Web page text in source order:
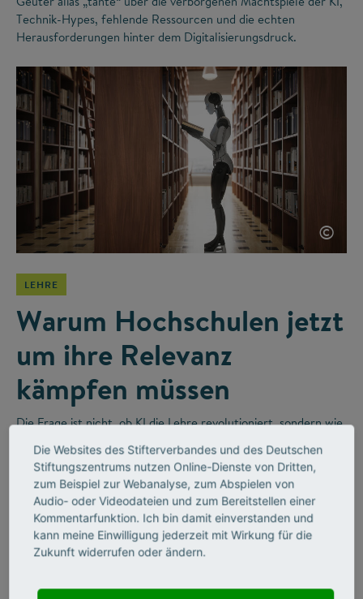
Technik-Hypes, fehlende Ressourcen und die echten
Herausforderungen hinter dem Digitalisierungsdruck.
©
LEHRE
Warum Hochschulen jetzt
um ihre Relevanz
kämpfen müssen
Die Frage ist nicht, ob KI die Lehre revolutioniert, sondern wie
Religionswissenschaftler Bernhard Lange vom disruptiven
Wandel in Hochschulen und wie Unternehmen diesen
befeuern werden.
Die Websites des Stifterverbandes und des Deutschen
Stiftungszentrums nutzen Online-Dienste von Dritten,
zum Beispiel zur Webanalyse, zum Abspielen von
Audio- oder Videodateien und zum Bereitstellen einer
Kommentarfunktion. Ich bin damit einverstanden und
kann meine Einwilligung jederzeit mit Wirkung für die
Zukunft widerrufen oder ändern.